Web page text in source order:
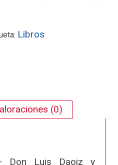
Libros
(0)
Don Luis Daoiz y